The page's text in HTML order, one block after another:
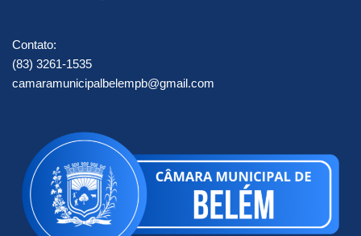
Contato:
(83) 3261-1535
camaramunicipalbelempb@gmail.com